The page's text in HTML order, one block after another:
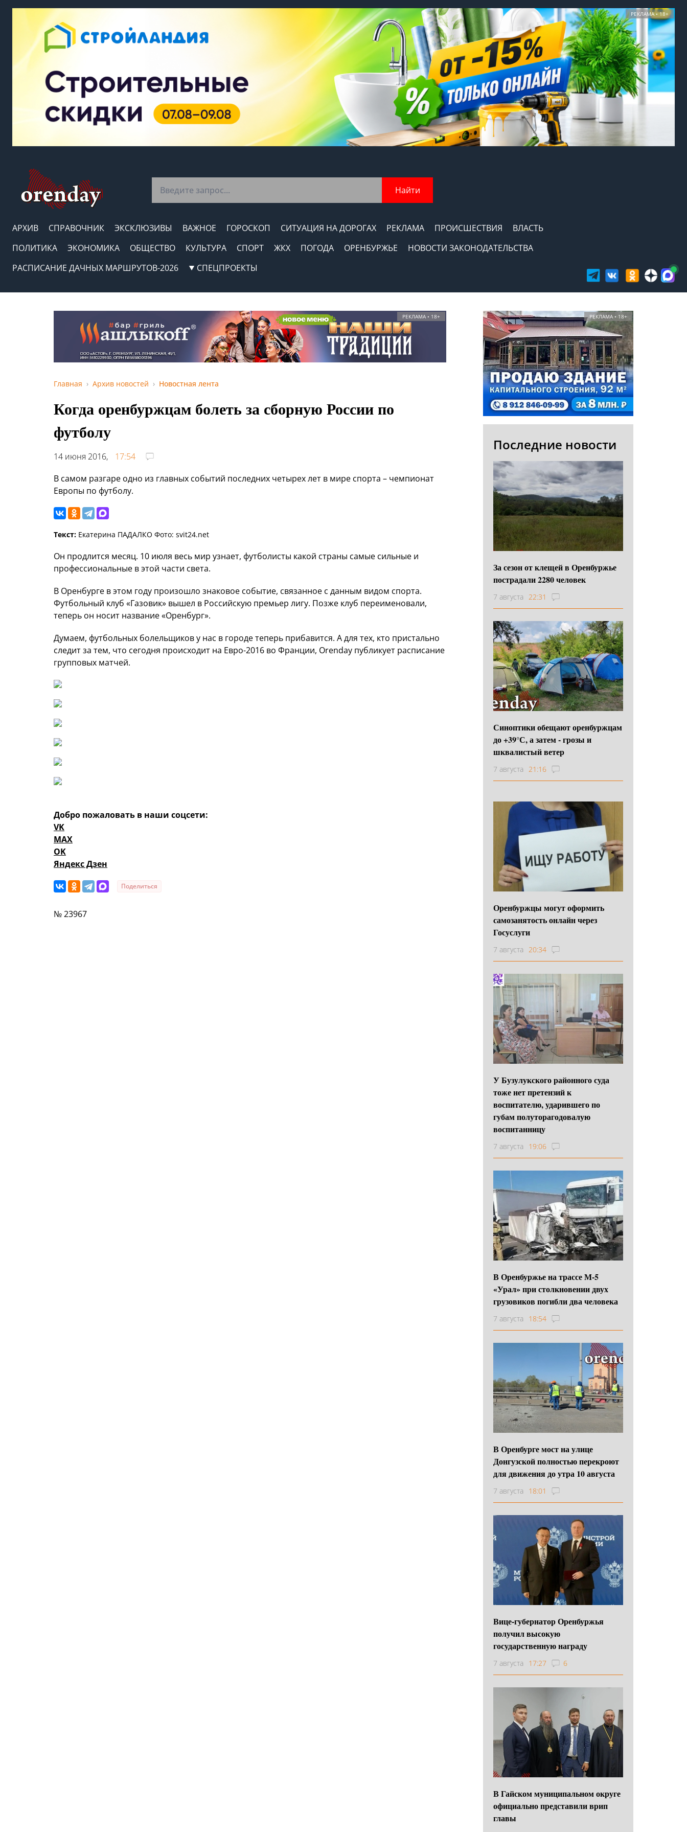
РЕКЛАМА • 18+
Найти
АРХИВ СПРАВОЧНИК ЭКСКЛЮЗИВЫ ВАЖНОЕ ГОРОСКОП СИТУАЦИЯ НА ДОРОГАХ РЕКЛАМА ПРОИСШЕСТВИЯ
ВЛАСТЬ
ПОЛИТИКА
ЭКОНОМИКА ОБЩЕСТВО КУЛЬТУРА СПОРТ ЖКХ ПОГОДА ОРЕНБУРЖЬЕ
НОВОСТИ ЗАКОНОДАТЕЛЬСТВА
РАСПИСАНИЕ ДАЧНЫХ МАРШРУТОВ-2026
СПЕЦПРОЕКТЫ
РЕКЛАМА • 18+
Главная Архив новостей Новостная лента
Когда оренбуржцам болеть за сборную России по
футболу
14 июня 2016,
17:54
В самом разгаре одно из главных событий последних четырех лет в мире спорта – чемпионат
Европы по футболу.
Текст: Екатерина ПАДАЛКО Фото: svit24.net
Он продлится месяц. 10 июля весь мир узнает, футболисты какой страны самые сильные и
профессиональные в этой части света.
В Оренбурге в этом году произошло знаковое событие, связанное с данным видом спорта.
Футбольный клуб «Газовик» вышел в Российскую премьер лигу. Позже клуб переименовали,
теперь он носит название «Оренбург».
Думаем, футбольных болельщиков у нас в городе теперь прибавится. А для тех, кто пристально
следит за тем, что сегодня происходит на Евро-2016 во Франции, Orenday публикует расписание
групповых матчей.
Добро пожаловать в наши соцсети:
VK
MAX
OK
Яндекс Дзен
Поделиться
№ 23967
РЕКЛАМА • 18+
Последние новости
За сезон от клещей в Оренбуржье
пострадали 2280 человек
7 августа 22:31
Синоптики обещают оренбуржцам
до +39°С, а затем - грозы и
шквалистый ветер
7 августа 21:16
Оренбуржцы могут оформить
самозанятость онлайн через
Госуслуги
7 августа 20:34
У Бузулукского районного суда
тоже нет претензий к
воспитателю, ударившего по
губам полуторагодовалую
воспитанницу
7 августа 19:06
В Оренбуржье на трассе М-5
«Урал» при столкновении двух
грузовиков погибли два человека
7 августа 18:54
В Оренбурге мост на улице
Донгузской полностью перекроют
для движения до утра 10 августа
7 августа 18:01
Вице-губернатор Оренбуржья
получил высокую
государственную награду
7 августа 17:27 6
В Гайском муниципальном округе
официально представили врип
главы